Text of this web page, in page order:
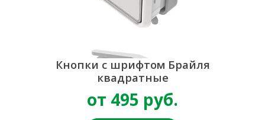
Кнопки с шрифтом Брайля
квадратные
от 495 руб.